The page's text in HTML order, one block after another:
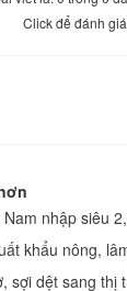
Click để đánh
nhập siêu
khẩu nông,
sợi dệt sang